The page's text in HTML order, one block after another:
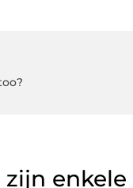
zijn enkele